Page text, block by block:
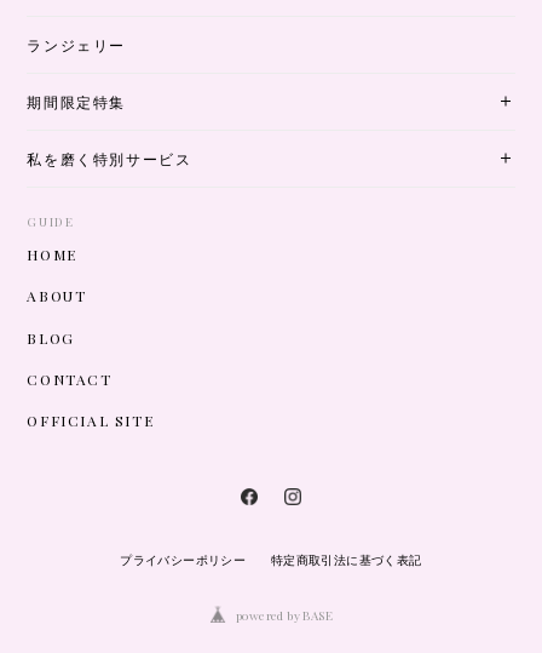
ランジェリー
期間限定特集
私を磨く特別サービス
GUIDE
HOME
ABOUT
BLOG
CONTACT
OFFICIAL SITE
プライバシーポリシー 特定商取引法に基づく表記
powered by BASE